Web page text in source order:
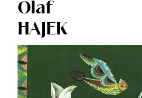
Olaf
HAJEK